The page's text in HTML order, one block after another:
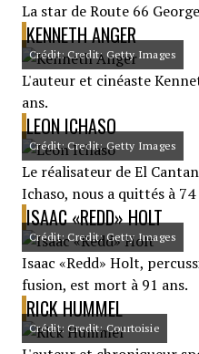
La star de Route 66
KENNETH ANGER
Crédit: Credit: Getty Images
L'auteur et cinéaste
ans.
LEON ICHASO
Crédit: Credit: Getty Images
Le réalisateur de El
Ichaso, nous a quittés à 74
ISAAC «REDD» HOLT
Crédit: Credit: Getty Images
Isaac «Redd» Holt,
fusion, est mort à 91 ans.
RICK HUMMEL
Crédit: Credit: Courtoisie